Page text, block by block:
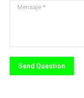
Mensaje *
Send Question